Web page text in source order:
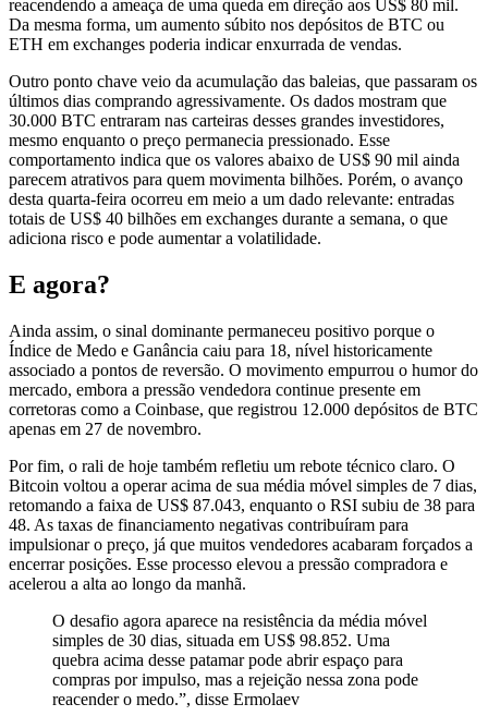
reacendendo a ameaça de uma queda em direção aos US$ 80 mil.
Da mesma forma, um aumento súbito nos depósitos de BTC ou
ETH em exchanges poderia indicar enxurrada de vendas.
Outro ponto chave veio da acumulação das baleias, que passaram os
últimos dias comprando agressivamente. Os dados mostram que
30.000 BTC entraram nas carteiras desses grandes investidores,
mesmo enquanto o preço permanecia pressionado. Esse
comportamento indica que os valores abaixo de US$ 90 mil ainda
parecem atrativos para quem movimenta bilhões. Porém, o avanço
desta quarta-feira ocorreu em meio a um dado relevante: entradas
totais de US$ 40 bilhões em exchanges durante a semana, o que
adiciona risco e pode aumentar a volatilidade.
E agora?
Ainda assim, o sinal dominante permaneceu positivo porque o
Índice de Medo e Ganância caiu para 18, nível historicamente
associado a pontos de reversão. O movimento empurrou o humor do
mercado, embora a pressão vendedora continue presente em
corretoras como a Coinbase, que registrou 12.000 depósitos de BTC
apenas em 27 de novembro.
Por fim, o rali de hoje também refletiu um rebote técnico claro. O
Bitcoin voltou a operar acima de sua média móvel simples de 7 dias,
retomando a faixa de US$ 87.043, enquanto o RSI subiu de 38 para
48. As taxas de financiamento negativas contribuíram para
impulsionar o preço, já que muitos vendedores acabaram forçados a
encerrar posições. Esse processo elevou a pressão compradora e
acelerou a alta ao longo da manhã.
O desafio agora aparece na resistência da média móvel
simples de 30 dias, situada em US$ 98.852. Uma
quebra acima desse patamar pode abrir espaço para
compras por impulso, mas a rejeição nessa zona pode
reacender o medo.”, disse Ermolaev